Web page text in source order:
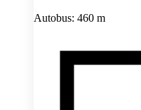
Autobus: 460 m